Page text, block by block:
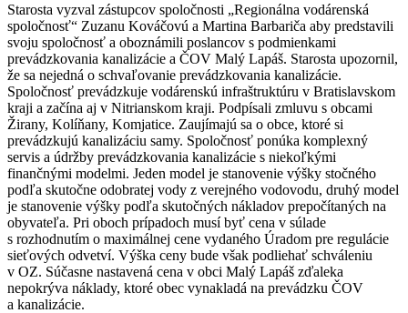
Starosta vyzval zástupcov spoločnosti „Regionálna vodárenská
spoločnosť“ Zuzanu Kováčovú a Martina Barbariča aby predstavili
svoju spoločnosť a oboznámili poslancov s podmienkami
prevádzkovania kanalizácie a ČOV Malý Lapáš. Starosta upozornil,
že sa nejedná o schvaľovanie prevádzkovania kanalizácie.
Spoločnosť prevádzkuje vodárenskú infraštruktúru v Bratislavskom
kraji a začína aj v Nitrianskom kraji. Podpísali zmluvu s obcami
Žirany, Kolíňany, Komjatice. Zaujímajú sa o obce, ktoré si
prevádzkujú kanalizáciu samy. Spoločnosť ponúka komplexný
servis a údržby prevádzkovania kanalizácie s niekoľkými
finančnými modelmi. Jeden model je stanovenie výšky stočného
podľa skutočne odobratej vody z verejného vodovodu, druhý model
je stanovenie výšky podľa skutočných nákladov prepočítaných na
obyvateľa. Pri oboch prípadoch musí byť cena v súlade
s rozhodnutím o maximálnej cene vydaného Úradom pre regulácie
sieťových odvetví. Výška ceny bude však podliehať schváleniu
v OZ. Súčasne nastavená cena v obci Malý Lapáš zďaleka
nepokrýva náklady, ktoré obec vynakladá na prevádzku ČOV
a kanalizácie.